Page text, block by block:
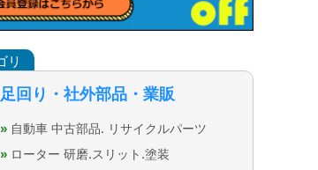
足回り・社外部品・業販
自動車 中古部品. リサイクルパーツ
ローター 研磨.スリット.塗装